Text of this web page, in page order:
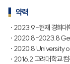
약력
ㆍ2023.9-현재 경희대
ㆍ2020.8-2023.8
ㆍ2020.8 University
ㆍ2016.2 고려대학교